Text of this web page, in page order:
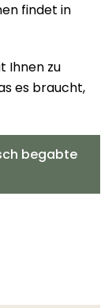
findet in
Ihnen zu
es braucht,
begabte